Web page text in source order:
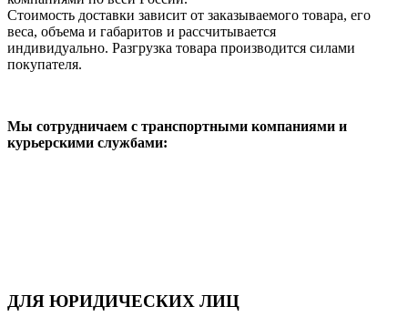
Стоимость доставки зависит от заказываемого товара, его
веса, объема и габаритов и рассчитывается
индивидуально. Разгрузка товара производится силами
покупателя.
Мы сотрудничаем с транспортными компаниями и
курьерскими службами:
ДЛЯ ЮРИДИЧЕСКИХ ЛИЦ